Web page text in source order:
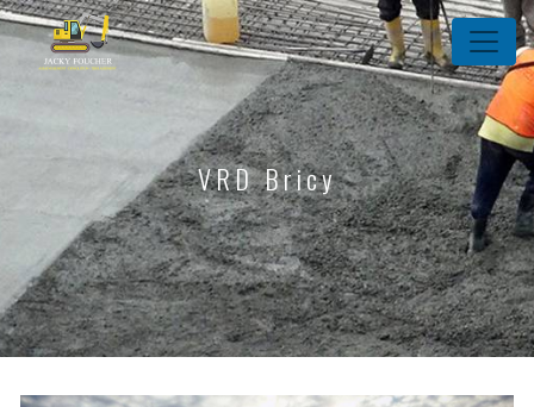
Panneau de gestion des cookies
VRD Bricy